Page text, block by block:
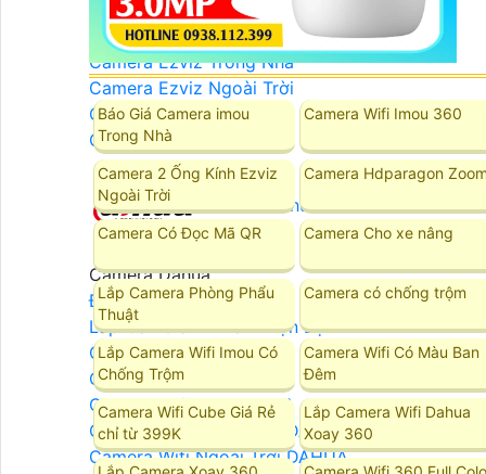
Camera Ezviz
Camera Ezviz Trong Nhà
Camera Ezviz Ngoài Trời
Camera Ezviz Góc Rộng
Camera Ezviz Xoay 360
Camera Dahua
Camera Dahua
Đầu Ghi Hình DAHUA
Lắp Camera DAHUA Trọn Bộ
Camera IP DAHUA
Camera Wifi DAHUA
Camera Wifi 360 DAHUA
Camera Wifi Trong Nhà DAHUA
Camera Wifi Ngoài Trời DAHUA
Báo Giá Camera imou
Trong Nhà
Camera Wifi Imou 360
Camera 2 Ống Kính Ezviz
Ngoài Trời
Camera Hdparagon Zoom
Camera Có Đọc Mã QR Camera Cho xe nâng
Lắp Camera Phòng Phẩu
Thuật
Camera có chống trộm
Lắp Camera Wifi Imou Có
Chống Trộm
Camera Wifi Có Màu Ban
Đêm
Camera Wifi Cube Giá Rẻ
chỉ từ 399K
Lắp Camera Wifi Dahua
Xoay 360